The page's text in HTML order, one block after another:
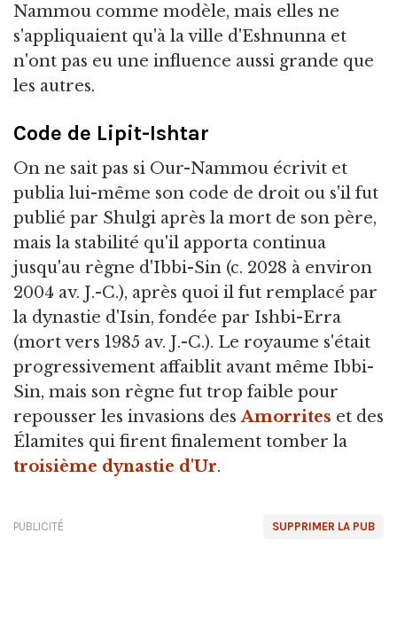
Nammou comme modèle, mais elles ne
s'appliquaient qu'à la ville d'Eshnunna et
n'ont pas eu une influence aussi grande que
les autres.
Code de Lipit-Ishtar
On ne sait pas si Our-Nammou écrivit et
publia lui-même son code de droit ou s'il fut
publié par Shulgi après la mort de son père,
mais la stabilité qu'il apporta continua
jusqu'au règne d'Ibbi-Sin (c. 2028 à environ
2004 av. J.-C.), après quoi il fut remplacé par
la dynastie d'Isin, fondée par Ishbi-Erra
(mort vers 1985 av. J.-C.). Le royaume s'était
progressivement affaiblit avant même Ibbi-
Sin, mais son règne fut trop faible pour
repousser les invasions desAmorrites et des
Élamites qui firent finalement tomber la
troisième dynastie d'Ur.
SUPPRIMER LA PUB
PUBLICITÉ